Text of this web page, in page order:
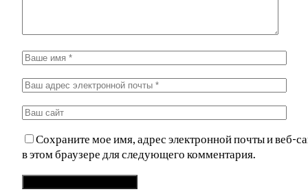
Сохраните мое имя, адрес электронной почты и веб-
в этом браузере для следующего комментария.